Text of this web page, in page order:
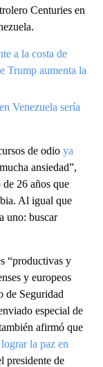
Centuries en
a la costa de
Trump aumenta la
Venezuela sería
de odio ya
ansiedad”,
26 años que
Al igual que
uno: buscar
“productivas y
y europeos
de Seguridad
especial de
afirmó que
la paz en
presidente de